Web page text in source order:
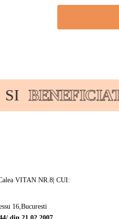
SI
VITAN NR.8| CUI:
16,Bucuresti